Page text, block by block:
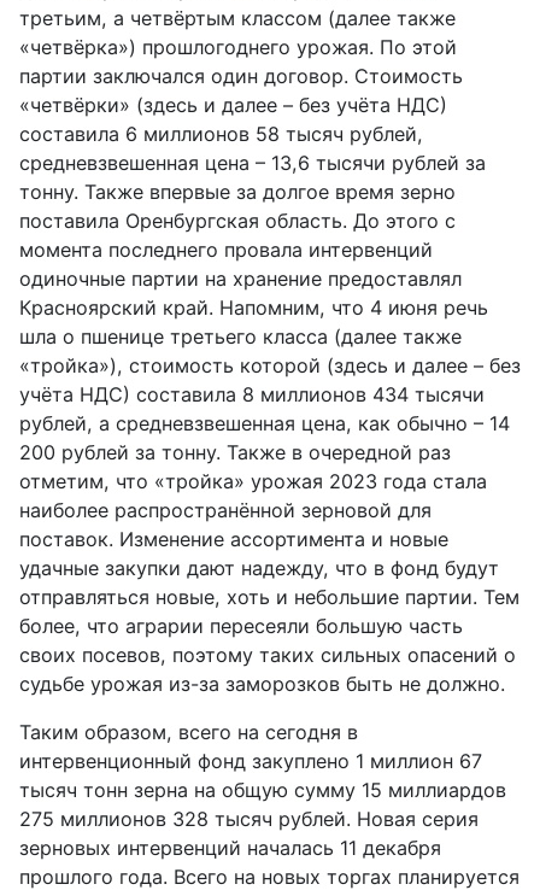
третьим, а четвёртым классом (далее также
«четвёрка») прошлогоднего урожая. По этой
партии заключался один договор. Стоимость
«четвёрки» (здесь и далее – без учёта НДС)
составила 6 миллионов 58 тысяч рублей,
средневзвешенная цена – 13,6 тысячи рублей за
тонну. Также впервые за долгое время зерно
поставила Оренбургская область. До этого с
момента последнего провала интервенций
одиночные партии на хранение предоставлял
Красноярский край. Напомним, что 4 июня речь
шла о пшенице третьего класса (далее также
«тройка»), стоимость которой (здесь и далее – без
учёта НДС) составила 8 миллионов 434 тысячи
рублей, а средневзвешенная цена, как обычно – 14
200 рублей за тонну. Также в очередной раз
отметим, что «тройка» урожая 2023 года стала
наиболее распространённой зерновой для
поставок. Изменение ассортимента и новые
удачные закупки дают надежду, что в фонд будут
отправляться новые, хоть и небольшие партии. Тем
более, что аграрии пересеяли большую часть
своих посевов, поэтому таких сильных опасений о
судьбе урожая из-за заморозков быть не должно.
Таким образом, всего на сегодня в
интервенционный фонд закуплено 1 миллион 67
тысяч тонн зерна на общую сумму 15 миллиардов
275 миллионов 328 тысяч рублей. Новая серия
зерновых интервенций началась 11 декабря
прошлого года. Всего на новых торгах планируется